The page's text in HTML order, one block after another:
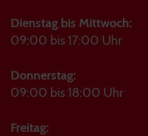
Dienstag bis Mittwoch:
09:00 bis 17:00 Uhr
Donnerstag:
09:00 bis 18:00 Uhr
Freitag: